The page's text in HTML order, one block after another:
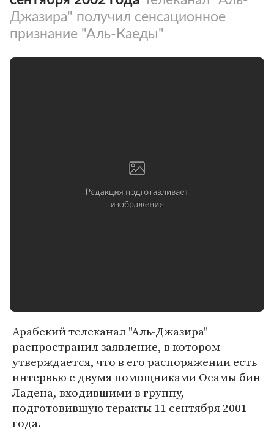
Джазира" получил сенсационное
признание "Аль-Каеды"
Арабский телеканал "Аль-Джазира"
распространил заявление, в котором
утверждается, что в его распоряжении есть
интервью с двумя помощниками Осамы бин
Ладена, входившими в группу,
подготовившую теракты 11 сентября 2001
года.